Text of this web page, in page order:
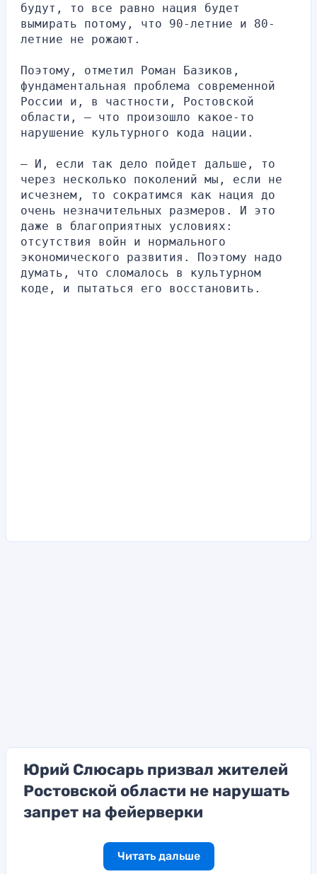
будут, то все равно нация будет
вымирать потому, что 90-летние и 80-
летние не рожают.
Поэтому, отметил Роман Базиков,
фундаментальная проблема современной
России и, в частности, Ростовской
области, — что произошло какое-то
нарушение культурного кода нации.
— И, если так дело пойдет дальше, то
через несколько поколений мы, если не
исчезнем, то сократимся как нация до
очень незначительных размеров. И это
даже в благоприятных условиях:
отсутствия войн и нормального
экономического развития. Поэтому надо
думать, что сломалось в культурном
коде, и пытаться его восстановить.
Юрий Слюсарь призвал жителей
Ростовской области не нарушать
запрет на фейерверки
Читать дальше